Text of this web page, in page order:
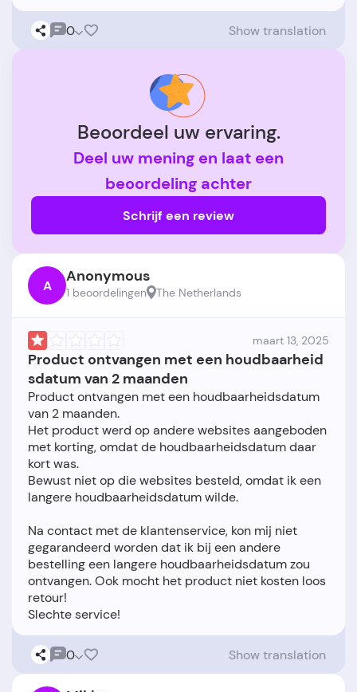
0 Show translation
Beoordeel uw ervaring.
Deel uw mening en laat een
beoordeling achter
Schrijf een review
A Anonymous
1 beoordelingen The Netherlands
maart 13, 2025
Product ontvangen met een houdbaarheid
sdatum van 2 maanden
Product ontvangen met een houdbaarheidsdatum
van 2 maanden.
Het product werd op andere websites aangeboden
met korting, omdat de houdbaarheidsdatum daar
kort was.
Bewust niet op die websites besteld, omdat ik een
langere houdbaarheidsdatum wilde.
Na contact met de klantenservice, kon mij niet
gegarandeerd worden dat ik bij een andere
bestelling een langere houdbaarheidsdatum zou
ontvangen. Ook mocht het product niet kosten loos
retour!
0 Show translation